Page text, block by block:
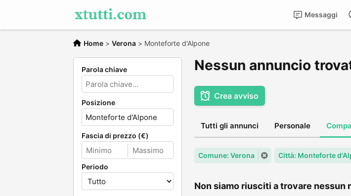
Messaggi
Home > Verona > Monteforte d'Alpone
Parola chiave
Posizione
Fascia di prezzo (€)
Periodo
Nessun annuncio
Crea avviso
Tutti gli annunci Personale
Comune: Verona Città: Monteforte
Non siamo riusciti a trovare nessun